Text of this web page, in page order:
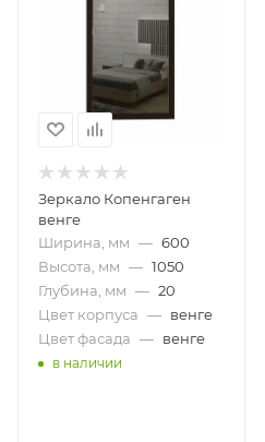
Зеркало Копенгаген
венге
Ширина, мм — 600
Высота, мм — 1050
Глубина, мм — 20
Цвет корпуса — венге
Цвет фасада — венге
в наличии